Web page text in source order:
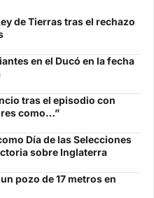
de Tierras tras el rechazo
en el Ducó en la fecha
tras el episodio con
como…”
Día de las Selecciones
sobre Inglaterra
pozo de 17 metros en